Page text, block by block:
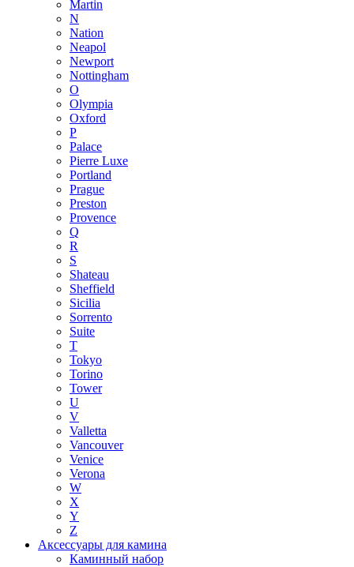
Martin
N
Nation
Neapol
Newport
Nottingham
O
Olympia
Oxford
P
Palace
Pierre Luxe
Portland
Prague
Preston
Provence
Q
R
S
Shateau
Sheffield
Sicilia
Sorrento
Suite
T
Tokyo
Torino
Tower
U
V
Valletta
Vancouver
Venice
Verona
W
X
Y
Z
Аксессуары для камина
Каминный набор